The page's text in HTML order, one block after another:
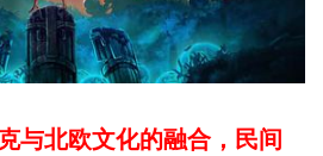
与北欧文化的融合，民间